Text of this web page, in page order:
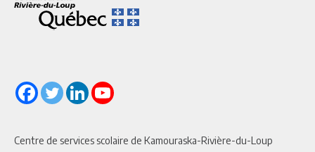
Centre de services scolaire de Kamouraska-Rivière-du-Loup